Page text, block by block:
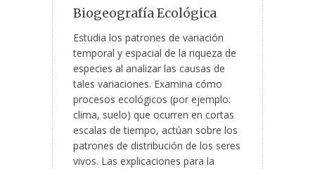
Biogeografía Ecológica
Estudia los patrones de variación
temporal y espacial de la riqueza de
especies al analizar las causas de
tales variaciones. Examina cómo
procesos ecológicos (por ejemplo:
clima, suelo) que ocurren en cortas
escalas de tiempo, actúan sobre los
patrones de distribución de los seres
vivos. Las explicaciones para la